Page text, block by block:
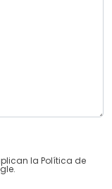
la Política de